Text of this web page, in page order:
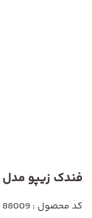
فندک زیپو مدل 88009
کد محصول : Zippo 88009